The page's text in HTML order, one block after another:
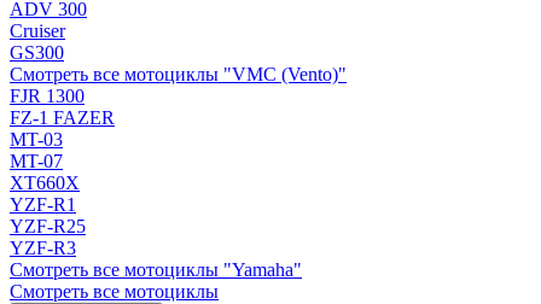
ADV 300
Cruiser
GS300
Смотреть все мотоциклы "VMC (Vento)"
FJR 1300
FZ-1 FAZER
MT-03
MT-07
XT660X
YZF-R1
YZF-R25
YZF-R3
Смотреть все мотоциклы "Yamaha"
Смотреть все мотоциклы